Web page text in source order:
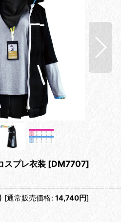
プレ衣装 [DM7707]
[通常販売価格: 14,740円]